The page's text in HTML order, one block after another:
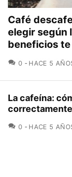
Café
elegir según
beneficios
0 COMENTARIOS
HACE 5
La cafeína:
0 COMENTARIOS
HACE 5